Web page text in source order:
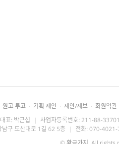
원고 투고 · 기획 제안 · 제안/제보 · 회원약관
대표: 박근섭 | 사업자등록번호: 211-88-33701
남구 도산대로 1길 62 5층 | 전화: 070-